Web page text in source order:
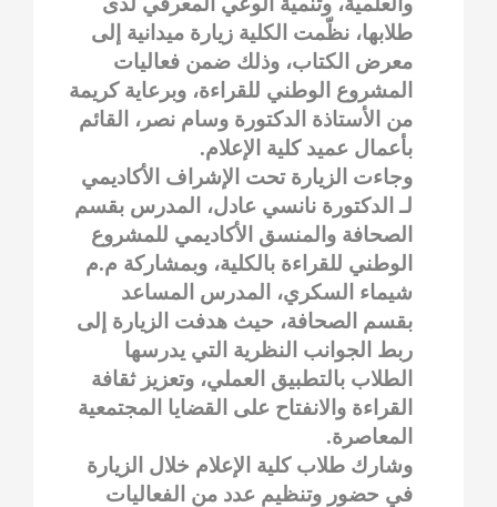
طلابها، نظّمت الكلية زيارة ميدانية إلى
معرض الكتاب، وذلك ضمن فعاليات
المشروع الوطني للقراءة، وبرعاية كريمة
من الأستاذة الدكتورة وسام نصر، القائم
بأعمال عميد كلية الإعلام.
وجاءت الزيارة تحت الإشراف الأكاديمي
لـ الدكتورة نانسي عادل، المدرس بقسم
الصحافة والمنسق الأكاديمي للمشروع
الوطني للقراءة بالكلية، وبمشاركة م.م
شيماء السكري، المدرس المساعد
بقسم الصحافة، حيث هدفت الزيارة إلى
ربط الجوانب النظرية التي يدرسها
الطلاب بالتطبيق العملي، وتعزيز ثقافة
القراءة والانفتاح على القضايا المجتمعية
المعاصرة.
وشارك طلاب كلية الإعلام خلال الزيارة
في حضور وتنظيم عدد من الفعاليات